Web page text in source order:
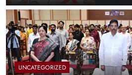
UNCATEGORIZED